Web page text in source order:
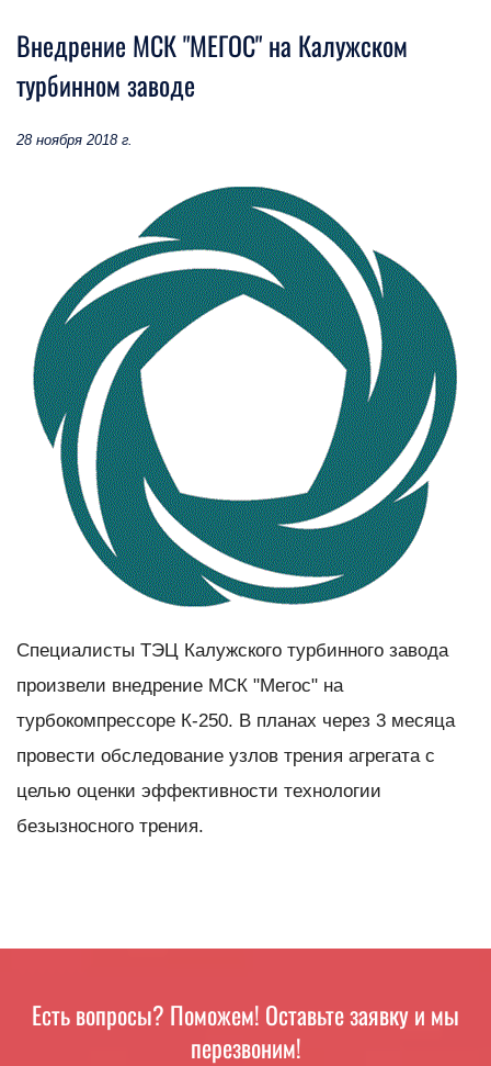
Внедрение МСК "МЕГОС" на Калужском
турбинном заводе
28 ноября 2018 г.
Специалисты ТЭЦ Калужского турбинного завода
произвели внедрение МСК "Мегос" на
турбокомпрессоре К-250. В планах через 3 месяца
провести обследование узлов трения агрегата с
целью оценки эффективности технологии
безызносного трения.
Есть вопросы? Поможем! Оставьте заявку и мы
перезвоним!